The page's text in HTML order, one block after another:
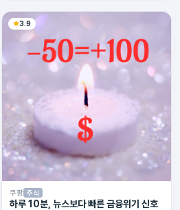
3.9
쿠팡 주식
하루 10분, 뉴스보다 빠른 금융위기 신호